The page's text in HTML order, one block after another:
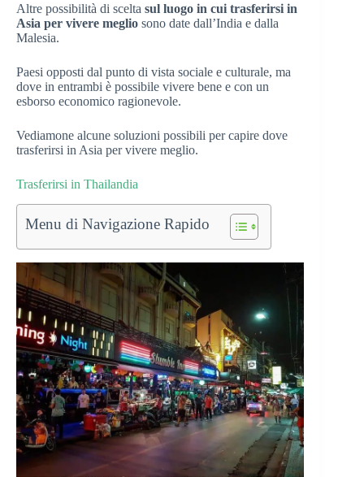
Altre possibilità di scelta sul luogo in cui trasferirsi in
Asia per vivere meglio sono date dall’India e dalla
Malesia.
Paesi opposti dal punto di vista sociale e culturale, ma
dove in entrambi è possibile vivere bene e con un
esborso economico ragionevole.
Vediamone alcune soluzioni possibili per capire dove
trasferirsi in Asia per vivere meglio.
Trasferirsi in Thailandia
Menu di Navigazione Rapido